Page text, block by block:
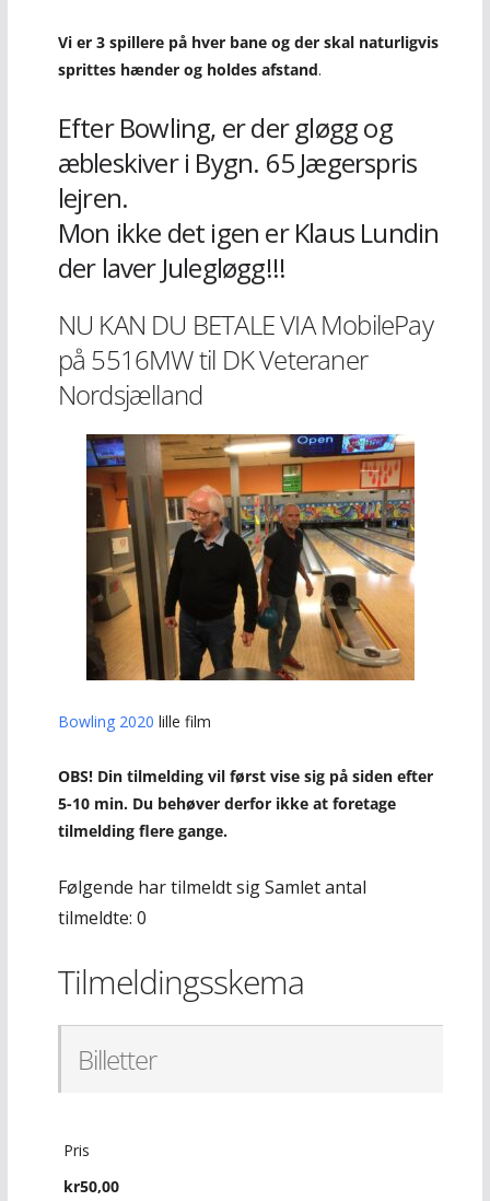
Vi er 3 spillere på hver bane og der skal naturligvis
sprittes hænder og holdes afstand.
Efter Bowling, er der gløgg og
æbleskiver i Bygn. 65 Jægerspris
lejren.
Mon ikke det igen er Klaus Lundin
der laver Julegløgg!!!
NU KAN DU BETALE VIA MobilePay
på 5516MW til DK Veteraner
Nordsjælland
Bowling 2020 lille film
OBS! Din tilmelding vil først vise sig på siden efter
5-10 min. Du behøver derfor ikke at foretage
tilmelding flere gange.
Følgende har tilmeldt sig Samlet antal
tilmeldte: 0
Tilmeldingsskema
Billetter
Pris
kr50,00